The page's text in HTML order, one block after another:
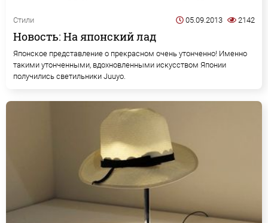
Стили 05.09.2013 2142
Новость: На японский лад
Японское представление о прекрасном очень утонченно! Именно
такими утонченными, вдохновленными искусством Японии
получились светильники Juuyo.